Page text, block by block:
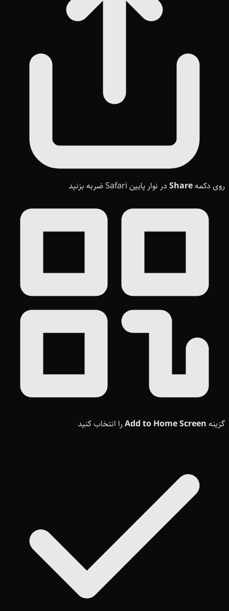
روی دکمهShare در نوار پایین Safari ضربه بزنید
گزینه Add to Home Screenرا انتخاب کنید